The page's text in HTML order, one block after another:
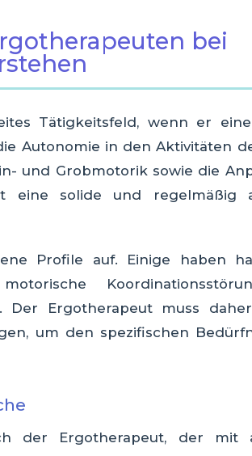
bei
Tätigkeitsfeld, wenn er eine
Autonomie in den Aktivitäten
und Grobmotorik sowie die
eine solide und regelmäßig
Profile auf. Einige haben
Der Ergotherapeut muss
um den spezifischen
der Ergotherapeut, der mit